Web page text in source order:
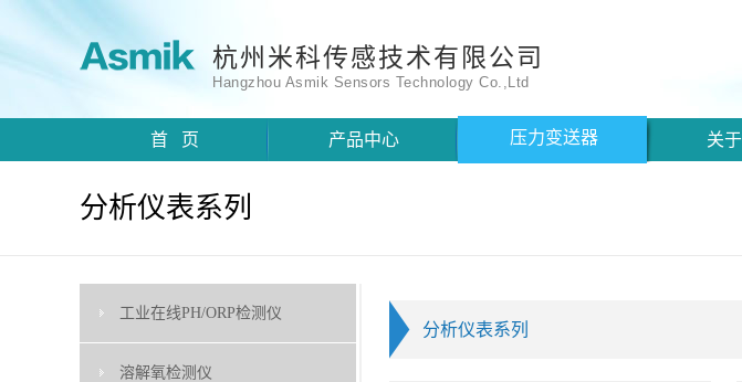
杭州米科传感技术有限公司
Hangzhou Asmik Sensors Technology Co.,Ltd
首 页 产品中心 压力变送器 关
分析仪表系列
工业在线PH/ORP检测仪
溶解氧检测仪
分析仪表系列